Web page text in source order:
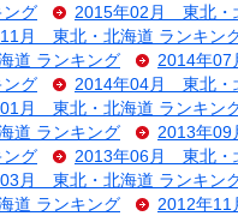
グ
2015年02月 東北・
月 東北・北海道 ランキン
道 ランキング
2014年
グ
2014年04月 東北・
月 東北・北海道 ランキン
道 ランキング
2013年
グ
2013年06月 東北・
月 東北・北海道 ランキン
道 ランキング
2012年